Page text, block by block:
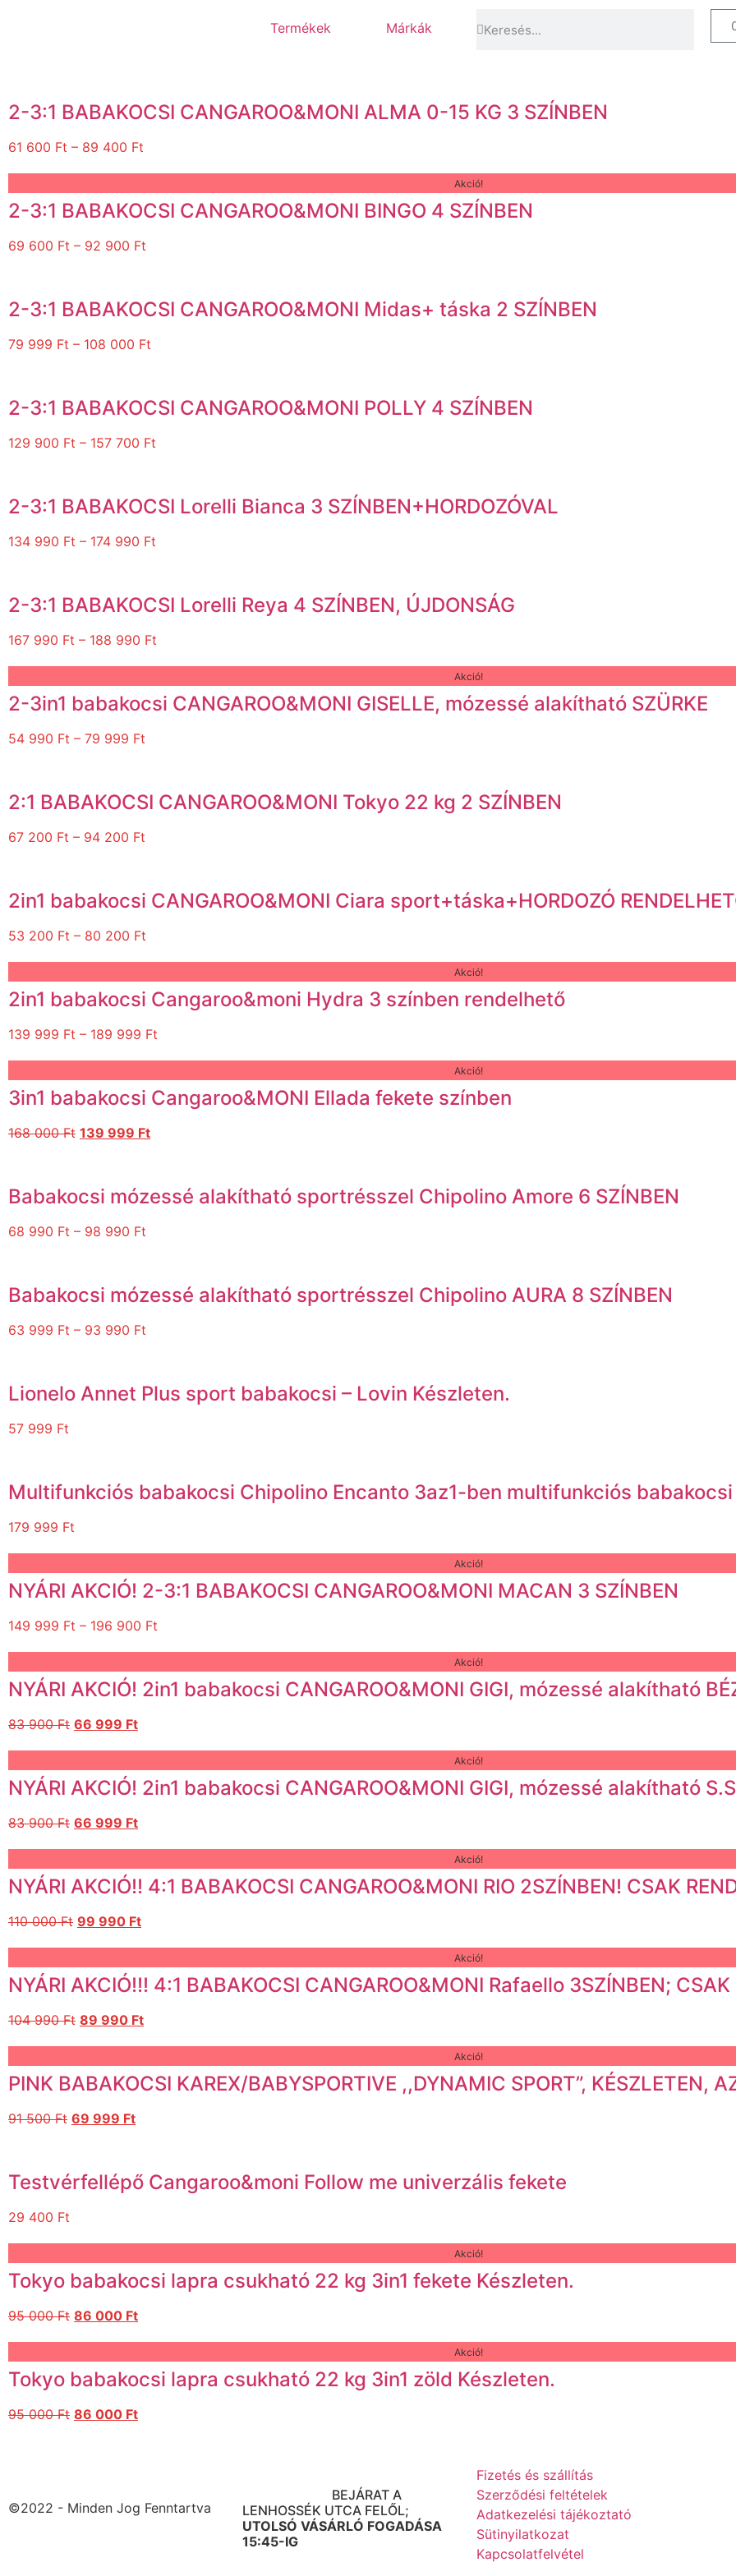
Termékek Márkák
2-3:1 BABAKOCSI CANGAROO&MONI ALMA 0-15 KG 3 SZÍNBEN
61 600 Ft – 89 400 Ft
Akció!
2-3:1 BABAKOCSI CANGAROO&MONI BINGO 4 SZÍNBEN
69 600 Ft – 92 900 Ft
2-3:1 BABAKOCSI CANGAROO&MONI Midas+ táska 2 SZÍNBEN
79 999 Ft – 108 000 Ft
2-3:1 BABAKOCSI CANGAROO&MONI POLLY 4 SZÍNBEN
129 900 Ft – 157 700 Ft
2-3:1 BABAKOCSI Lorelli Bianca 3 SZÍNBEN+HORDOZÓVAL
134 990 Ft – 174 990 Ft
2-3:1 BABAKOCSI Lorelli Reya 4 SZÍNBEN, ÚJDONSÁG
167 990 Ft – 188 990 Ft
Akció!
2-3in1 babakocsi CANGAROO&MONI GISELLE, mózessé alakítható SZÜRKE
54 990 Ft – 79 999 Ft
2:1 BABAKOCSI CANGAROO&MONI Tokyo 22 kg 2 SZÍNBEN
67 200 Ft – 94 200 Ft
2in1 babakocsi CANGAROO&MONI Ciara sport+táska+HORDOZÓ
53 200 Ft – 80 200 Ft
Akció!
2in1 babakocsi Cangaroo&moni Hydra 3 színben rendelhető
139 999 Ft – 189 999 Ft
Akció!
3in1 babakocsi Cangaroo&MONI Ellada fekete színben
168 000Ft 139 999 Ft
Babakocsi mózessé alakítható sportrésszel Chipolino Amore 6 SZÍNBEN
68 990 Ft – 98 990 Ft
Babakocsi mózessé alakítható sportrésszel Chipolino AURA 8 SZÍNBEN
63 999 Ft – 93 990 Ft
Lionelo Annet Plus sport babakocsi – Lovin Készleten.
57 999 Ft
Multifunkciós babakocsi Chipolino Encanto 3az1-ben multifunkciós babakocsi
179 999 Ft
Akció!
NYÁRI AKCIÓ! 2-3:1 BABAKOCSI CANGAROO&MONI MACAN 3 SZÍNBEN
149 999 Ft – 196 900 Ft
Akció!
NYÁRI AKCIÓ! 2in1 babakocsi CANGAROO&MONI GIGI, mózessé alakítható
83 900Ft 66 999 Ft
Akció!
NYÁRI AKCIÓ! 2in1 babakocsi CANGAROO&MONI GIGI, mózessé alakítható
83 900Ft 66 999 Ft
Akció!
NYÁRI AKCIÓ!! 4:1 BABAKOCSI CANGAROO&MONI RIO 2SZÍNBEN! CSAK
110 000Ft 99 990 Ft
Akció!
NYÁRI AKCIÓ!!! 4:1 BABAKOCSI CANGAROO&MONI Rafaello 3SZÍNBEN; CSAK
104 990Ft 89 990 Ft
Akció!
PINK BABAKOCSI KAREX/BABYSPORTIVE ,,DYNAMIC SPORT”, KÉSZLETEN,
91 500Ft 69 999 Ft
Testvérfellépő Cangaroo&moni Follow me univerzális fekete
29 400 Ft
Akció!
Tokyo babakocsi lapra csukható 22 kg 3in1 fekete Készleten.
95 000Ft 86 000 Ft
Akció!
Tokyo babakocsi lapra csukható 22 kg 3in1 zöld Készleten.
95 000Ft 86 000 Ft
©2022 - Minden Jog Fenntartva
BEJÁRAT A
LENHOSSÉK UTCA FELŐL;
UTOLSÓ VÁSÁRLÓ FOGADÁSA
15:45-IG
Fizetés és szállítás
Szerződési feltételek
Adatkezelési tájékoztató
Sütinyilatkozat
Kapcsolatfelvétel